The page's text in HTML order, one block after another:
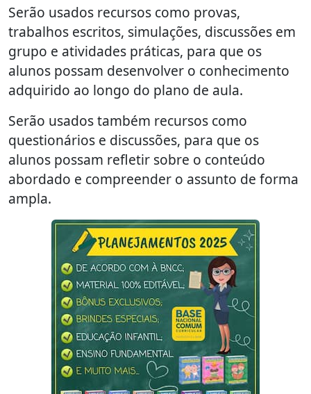
Serão usados recursos como provas,
trabalhos escritos, simulações, discussões em
grupo e atividades práticas, para que os
alunos possam desenvolver o conhecimento
adquirido ao longo do plano de aula.
Serão usados também recursos como
questionários e discussões, para que os
alunos possam refletir sobre o conteúdo
abordado e compreender o assunto de forma
ampla.